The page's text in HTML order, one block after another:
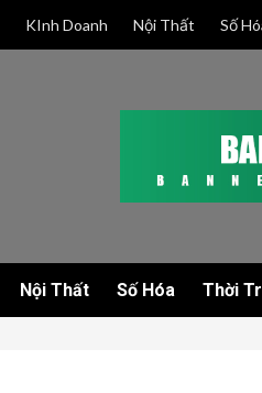
KInh Doanh Nội Thất Số
Nội Thất Số Hóa Thời